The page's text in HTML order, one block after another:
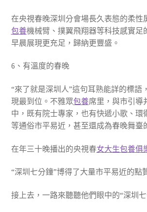
在央視春晚深圳分會場長久表態的柔性
包養機械臂、撲翼飛翔器等科技感實足
早晨展現更充足，歸納更豐盛。
6、有溫度的春晚
“來了就是深圳人”這句耳熟能詳的標語
現最到位。不雅眾包養席里，與市引導
中，既有院士專家，也有快遞小歌、環
等通俗市平易近，甚至還成為春晚舞臺
在年三十晚播出的央視春女大生包養俱
“深圳七分鐘”博得了大量市平易近的點
接上去，一路來聽聽他們眼中的“深圳七